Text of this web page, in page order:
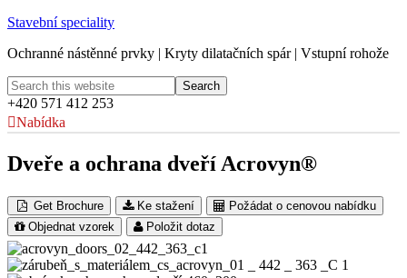
Stavební speciality
Ochranné nástěnné prvky | Kryty dilatačních spár | Vstupní rohože
+420 571 412 253
Nabídka
Dveře a ochrana dveří Acrovyn®
Get Brochure Ke stažení
Požádat o cenovou nabídku
Objednat vzorek
Položit dotaz